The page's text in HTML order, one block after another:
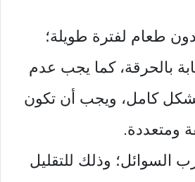
طعام لفترة طويلة؛
بالحرقة، كما يجب عدم
كامل، ويجب أن تكون
ومتعددة.
السوائل؛ وذلك للتقليل